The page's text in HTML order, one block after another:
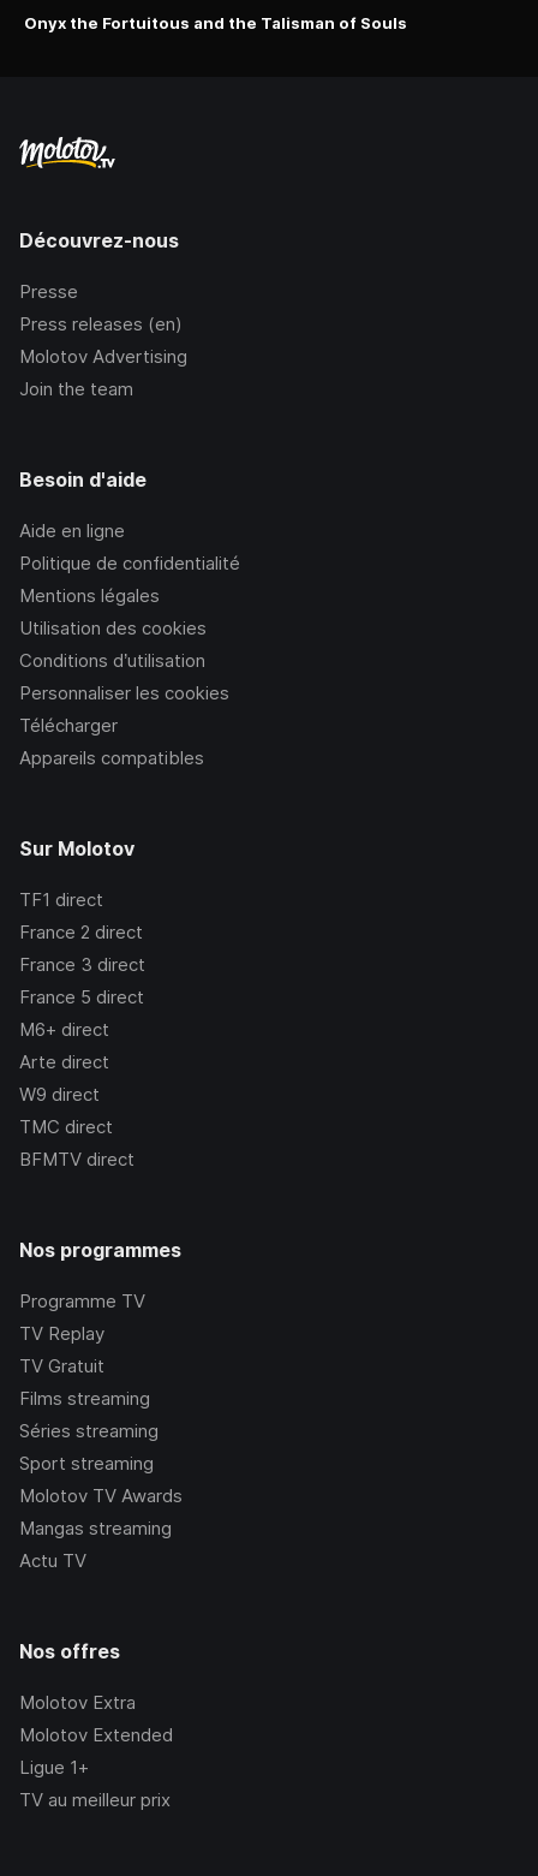
Onyx the Fortuitous and the Talisman of Souls
Découvrez-nous
Presse
Press releases (en)
Molotov Advertising
Join the team
Besoin d'aide
Aide en ligne
Politique de confidentialité
Mentions légales
Utilisation des cookies
Conditions d’utilisation
Personnaliser les cookies
Télécharger
Appareils compatibles
Sur Molotov
TF1 direct
France 2 direct
France 3 direct
France 5 direct
M6+ direct
Arte direct
W9 direct
TMC direct
BFMTV direct
Nos programmes
Programme TV
TV Replay
TV Gratuit
Films streaming
Séries streaming
Sport streaming
Molotov TV Awards
Mangas streaming
Actu TV
Nos offres
Molotov Extra
Molotov Extended
Ligue 1+
TV au meilleur prix